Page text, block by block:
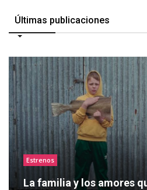
Últimas publicaciones
Estrenos
La familia y los amores